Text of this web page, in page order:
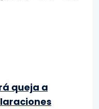
queja a